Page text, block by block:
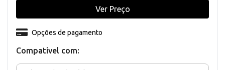
Compativel com:
Opções de pagamento
Ver Preço